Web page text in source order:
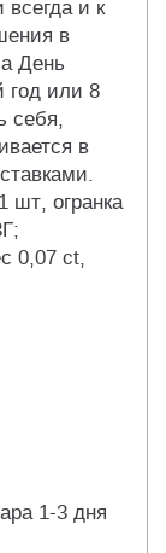
и к
в
День
год или 8
себя,
в
шт, огранка
0,07 ct,
1-3 дня